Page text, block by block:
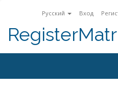
Русский Вход